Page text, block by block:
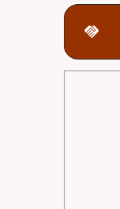
handshake